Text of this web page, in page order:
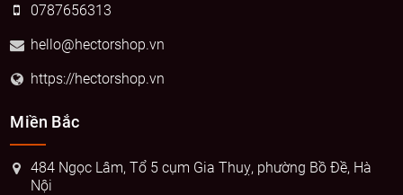
0787656313
hello@hectorshop.vn
https://hectorshop.vn
Miền Bắc
484 Ngọc Lâm, Tổ 5 cụm Gia Thuỵ, phường Bồ Đề, Hà
Nội